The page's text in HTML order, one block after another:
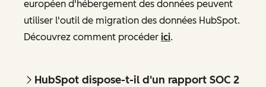
européen d'hébergement des données peuvent
utiliser l'outil de migration des données HubSpot.
Découvrez comment procéder ici.
HubSpot dispose-t-il d'un rapport SOC 2